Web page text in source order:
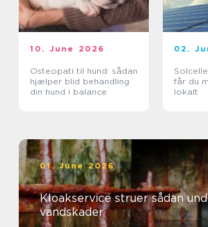
10. June 2026
Osteopati til hund: sådan
hjælper blid behandling
din hund i balance
02.
Solcelle
får du
lokalt
01. June 2026
Kloakservice struer sådan undgår du dyre
vandskader